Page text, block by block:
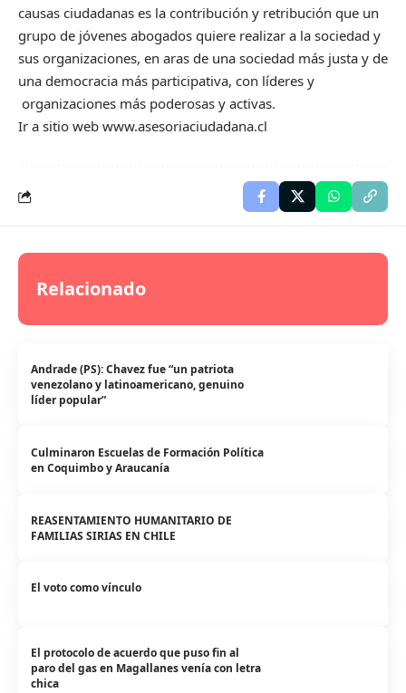
causas ciudadanas es la contribución y retribución que un
grupo de jóvenes abogados quiere realizar a la sociedad y
sus organizaciones, en aras de una sociedad más justa y de
una democracia más participativa, con líderes y
organizaciones más poderosas y activas.
Ir a sitio web www.asesoriaciudadana.cl
Relacionado
Andrade (PS): Chavez fue “un patriota
venezolano y latinoamericano, genuino
líder popular”
Culminaron Escuelas de Formación Política
en Coquimbo y Araucanía
REASENTAMIENTO HUMANITARIO DE
FAMILIAS SIRIAS EN CHILE
El voto como vínculo
El protocolo de acuerdo que puso fin al
paro del gas en Magallanes venía con letra
chica